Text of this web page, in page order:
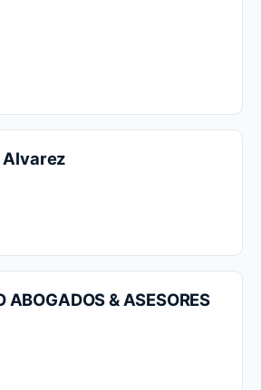
Alvarez
ABOGADOS & ASESORES